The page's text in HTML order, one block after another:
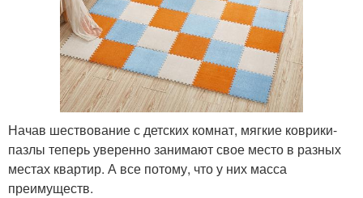
Начав шествование с детских комнат, мягкие коврики-
пазлы теперь уверенно занимают свое место в разных
местах квартир. А все потому, что у них масса
преимуществ.